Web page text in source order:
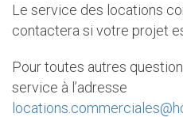
Le service des locations
contactera si votre projet
Pour toutes autres
service à l’adresse